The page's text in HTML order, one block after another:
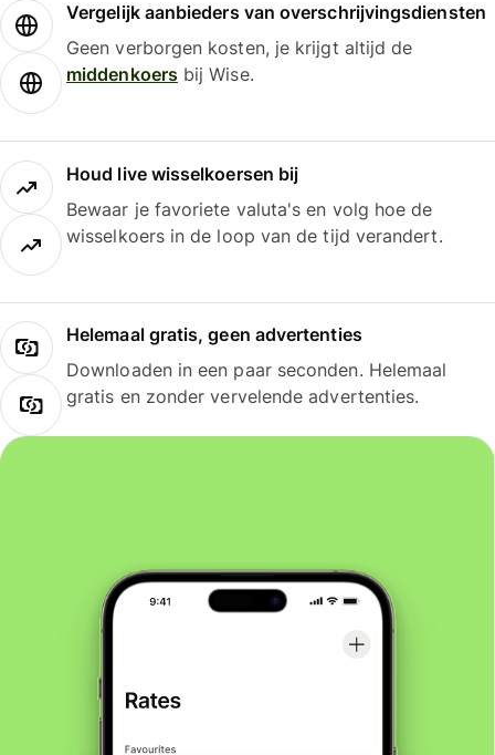
Vergelijk aanbieders van overschrijvingsdiensten
Geen verborgen kosten, je krijgt altijd de
middenkoersbij Wise.
Houd live wisselkoersen bij
Bewaar je favoriete valuta's en volg hoe de
wisselkoers in de loop van de tijd verandert.
Helemaal gratis, geen advertenties
Downloaden in een paar seconden. Helemaal
gratis en zonder vervelende advertenties.